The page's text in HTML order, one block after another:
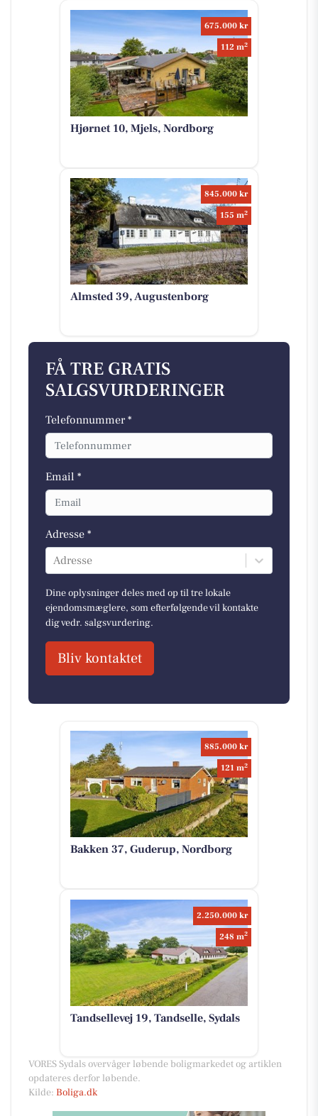
675.000 kr
112 m2
Hjørnet 10, Mjels, Nordborg
845.000 kr
155 m2
Almsted 39, Augustenborg
FÅ TRE GRATIS
SALGSVURDERINGER
Telefonnummer *
Email *
Adresse *
Adresse
Dine oplysninger deles med op til tre lokale
ejendomsmæglere, som efterfølgende vil kontakte
dig vedr. salgsvurdering.
Bliv kontaktet
885.000 kr
121 m2
Bakken 37, Guderup, Nordborg
2.250.000 kr
248 m2
Tandsellevej 19, Tandselle, Sydals
VORES Sydals overvåger løbende boligmarkedet og artiklen
opdateres derfor løbende.
Kilde: Boliga.dk